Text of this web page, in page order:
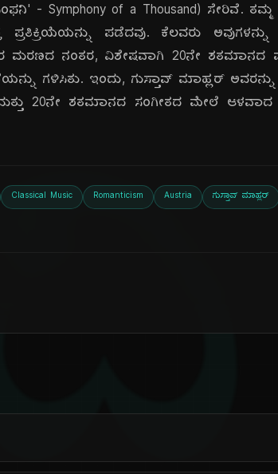
- Symphony of a Thousand) ಸೇರಿವೆ.
ಪಡೆದವು. ಕೆಲವರು
ಮರಣದ ನಂತರ, ವಿಶೇಷವಾಗಿ 20ನೇ ಶತಮಾನದ
ಗಳಿಸಿತು. ಇಂದು, ಗುಸ್ತಾವ್ ಮಾಹ್ಲರ್
20ನೇ ಶತಮಾನದ ಸಂಗೀತದ ಮೇಲೆ ಆಳವಾದ
Classical Music Romanticism Austria ಗುಸ್ತಾವ್ ಮಾಹ್ಲರ್